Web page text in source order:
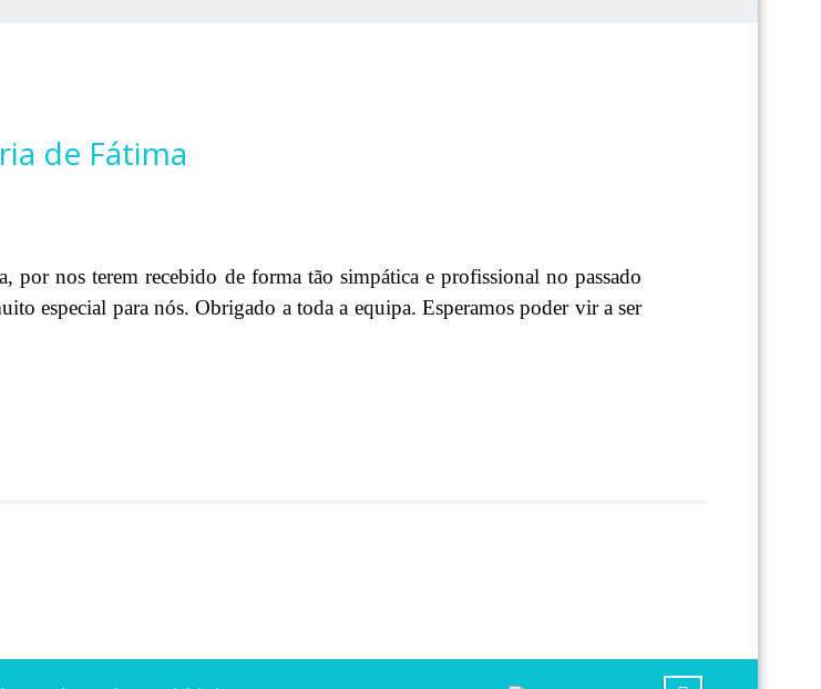
de Fátima
por nos terem recebido de forma tão simpática e profissional no passado
especial para nós. Obrigado a toda a equipa. Esperamos poder vir a ser